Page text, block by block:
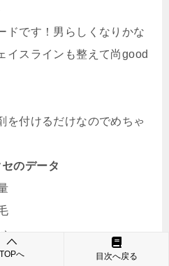
ドです！男らしくなりかな
イスラインも整えて尚good
を付けるだけなのでめちゃ
のデータ
TOPへ 目次へ戻る